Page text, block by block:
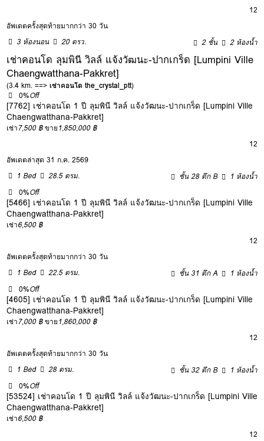
12
อัพเดตครั้งสุดท้ายมากกว่า 30 วัน
3 ห้องนอน
20 ตรว. 2 ชั้น 2 ห้องน้ำ
เช่าคอนโด ลุมพินี วิลล์ แจ้งวัฒนะ-ปากเกร็ด [Lumpini Ville
Chaengwatthana-Pakkret]
(3.4 km. ==>เช่าคอนโด the_crystal_ptt)
0%Off
[7762] เช่าคอนโด 1 ปี ลุมพินี วิลล์ แจ้งวัฒนะ-ปากเกร็ด [Lumpini Ville
Chaengwatthana-Pakkret]
เช่า7,500 ฿ ขาย1,850,000 ฿
12
อัพเดตล่าสุด 31 ก.ค. 2569
1 Bed
28.5 ตรม. ชั้น 28 ตึก B
1 ห้องน้ำ
0%Off
[5466] เช่าคอนโด 1 ปี ลุมพินี วิลล์ แจ้งวัฒนะ-ปากเกร็ด [Lumpini Ville
Chaengwatthana-Pakkret]
เช่า6,500 ฿
12
อัพเดตครั้งสุดท้ายมากกว่า 30 วัน
1 Bed
22.5 ตรม. ชั้น 31 ตึก A
1 ห้องน้ำ
0%Off
[4605] เช่าคอนโด 1 ปี ลุมพินี วิลล์ แจ้งวัฒนะ-ปากเกร็ด [Lumpini Ville
Chaengwatthana-Pakkret]
เช่า7,000 ฿ ขาย1,860,000 ฿
12
อัพเดตครั้งสุดท้ายมากกว่า 30 วัน
1 Bed
28 ตรม. ชั้น 32 ตึก B
1 ห้องน้ำ
0%Off
[53524] เช่าคอนโด 1 ปี ลุมพินี วิลล์ แจ้งวัฒนะ-ปากเกร็ด [Lumpini Ville
Chaengwatthana-Pakkret]
เช่า6,500 ฿
12